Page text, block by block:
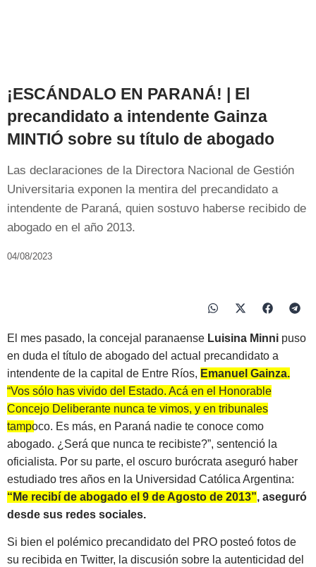
¡ESCÁNDALO EN PARANÁ! | El
precandidato a intendente Gainza
MINTIÓ sobre su título de abogado
Las declaraciones de la Directora Nacional de Gestión
Universitaria exponen la mentira del precandidato a
intendente de Paraná, quien sostuvo haberse recibido de
abogado en el año 2013.
04/08/2023
El mes pasado, la concejal paranaense Luisina Minni puso
en duda el título de abogado del actual precandidato a
intendente de la capital de Entre Ríos, Emanuel Gainza.
“Vos sólo has vivido del Estado. Acá en el Honorable
Concejo Deliberante nunca te vimos, y en tribunales
tampoco. Es más, en Paraná nadie te conoce como
abogado. ¿Será que nunca te recibiste?”, sentenció la
oficialista. Por su parte, el oscuro burócrata aseguró haber
estudiado tres años en la Universidad Católica Argentina:
“Me recibí de abogado el 9 de Agosto de 2013”, aseguró
desde sus redes sociales.
Si bien el polémico precandidato del PRO posteó fotos de
su recibida en Twitter, la discusión sobre la autenticidad del